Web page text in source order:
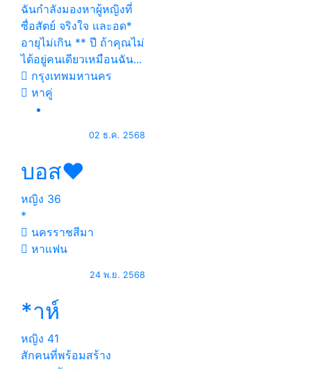
ฉันกำลังมองหาผู้หญิงที่
ซื่อสัตย์ จริงใจ และอด*
อายุไม่เกิน ** ปี ถ้าคุณไม่
ได้อยู่คนเดียวเหมือนฉัน...
กรุงเทพมหานคร
หาคู่
02 ธ.ค. 2568
บอส❤
หญิง 36
*
นครราชสีมา
หาแฟน
24 พ.ย. 2568
*าห์
หญิง 41
สักคนที่พร้อมสร้าง